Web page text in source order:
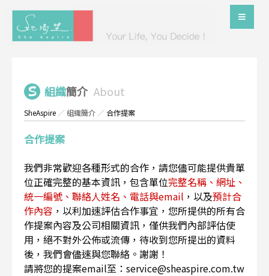
組織簡介 About
SheAspire ／組織簡介 ／ 合作提案
合作提案
我們非常歡迎各種形式的合作，請您儘可能提供貴單
位正確完整的基本資訊，包含單位完整名稱、網址、
統一編號、聯絡人姓名、電話與email ，以及預計合
作內容 ，以利加速評估合作事宜，您所提供的所有合
作提案內容及公司相關資訊，僅供我們內部評估使
用，絕不對外公佈或流傳，待收到您所提出的資料
後，我們會儘速與您聯絡。謝謝！
請將您的提案email至：service@sheaspire.com.tw